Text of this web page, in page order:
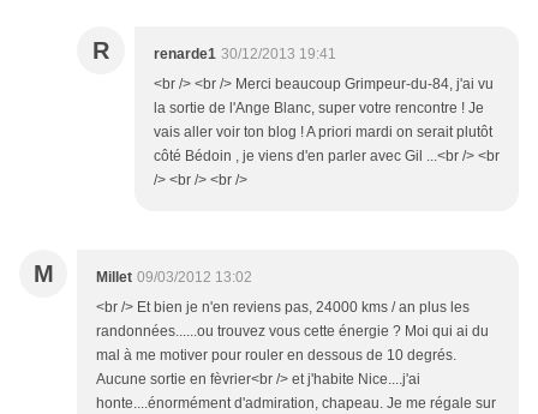
R renarde1 30/12/2013 19:41
<br /> <br /> Merci beaucoup Grimpeur-du-84, j'ai vu
la sortie de l'Ange Blanc, super votre rencontre ! Je
vais aller voir ton blog ! A priori mardi on serait plutôt
côté Bédoin , je viens d'en parler avec Gil ...<br /> <br
/> <br /> <br />
M Millet 09/03/2012 13:02
<br /> Et bien je n'en reviens pas, 24000 kms / an plus les
randonnées......ou trouvez vous cette énergie ? Moi qui ai du
mal à me motiver pour rouler en dessous de 10 degrés.
Aucune sortie en fèvrier<br /> et j'habite Nice....j'ai
honte....énormément d'admiration, chapeau. Je me régale sur